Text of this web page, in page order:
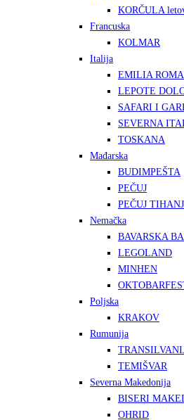
KORČULA
Francuska
KOLMAR
Italija
EMILIA
LEPOTE
SAFARI I
SEVERNA
TOSKANA
Mađarska
BUDIMPEŠTA
PEČUJ
PEČUJ
Nemačka
BAVARSKA
LEGOLAND
MINHEN
Poljska
KRAKOV
Rumunija
TEMIŠVAR
Severna Makedonija
BISERI
OHRID